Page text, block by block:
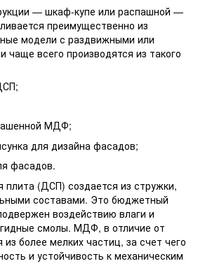
— шкаф-купе или распашной —
преимущественно из
модели с раздвижными или
всего производятся из такого
МДФ;
для дизайна фасадов;
фасадов.
плита (ДСП) создается из стружки,
составами. Это бюджетный
воздействию влаги и
смолы. МДФ, в отличие от
более мелких частиц, за счет чего
и устойчивость к механическим